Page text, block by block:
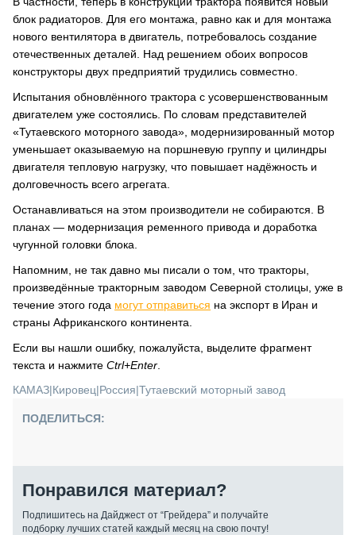
блок радиаторов. Для его монтажа, равно как и для монтажа
нового вентилятора в двигатель, потребовалось создание
отечественных деталей. Над решением обоих вопросов
конструкторы двух предприятий трудились совместно.
Испытания обновлённого трактора с усовершенствованным
двигателем уже состоялись. По словам представителей
«Тутаевского моторного завода», модернизированный мотор
уменьшает оказываемую на поршневую группу и цилиндры
двигателя тепловую нагрузку, что повышает надёжность и
долговечность всего агрегата.
Останавливаться на этом производители не собираются. В
планах — модернизация ременного привода и доработка
чугунной головки блока.
Напомним, не так давно мы писали о том, что тракторы,
произведённые тракторным заводом Северной столицы, уже в
течение этого года могутотправиться на экспорт в Иран и
страны Африканского континента.
Если вы нашли ошибку, пожалуйста, выделите фрагмент
текста и нажмите Ctrl+Enter
КАМАЗ|Кировец|Россия|Тутаевский моторный завод
ПОДЕЛИТЬСЯ:
Понравился материал?
Подпишитесь на Дайджест от “Грейдера” и получайте
подборку лучших статей каждый месяц на свою почту!